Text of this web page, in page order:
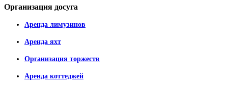
Организация досуга
Аренда лимузинов
Аренда яхт
Организация торжеств
Аренда коттеджей